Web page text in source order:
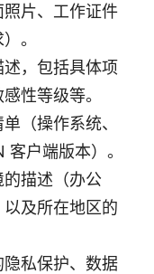
照片、工作证件
。
述，包括具体项
性等级等。
（操作系统、
户端版本）。
描述（办公
及所在地区的
隐私保护、数据